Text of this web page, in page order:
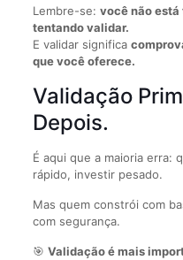
Lembre-se: você não
tentando validar.
E validar significa
que você oferece.
Validação
Depois.
É aqui que a maioria erra:
rápido, investir pesado.
Mas quem constrói com
com segurança.
🎯 Validação é mais